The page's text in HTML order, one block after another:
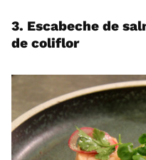
3. Escabeche de
de coliflor